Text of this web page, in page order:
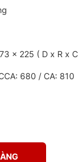
x 225 ( D x R x
680 / CA: 810